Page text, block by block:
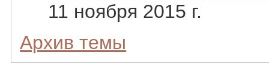
11 ноября 2015 г.
Архив темы